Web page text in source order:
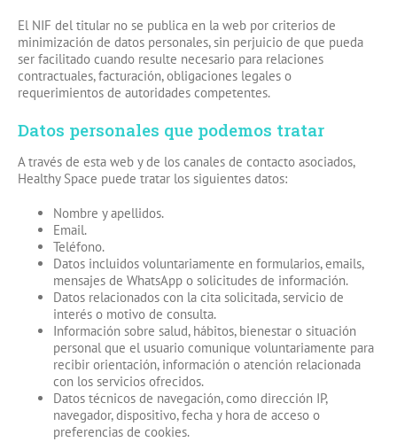
El NIF del titular no se publica en la web por criterios de
minimización de datos personales, sin perjuicio de que pueda
ser facilitado cuando resulte necesario para relaciones
contractuales, facturación, obligaciones legales o
requerimientos de autoridades competentes.
Datos personales que podemos tratar
A través de esta web y de los canales de contacto asociados,
Healthy Space puede tratar los siguientes datos:
Nombre y apellidos.
Email.
Teléfono.
Datos incluidos voluntariamente en formularios, emails,
mensajes de WhatsApp o solicitudes de información.
Datos relacionados con la cita solicitada, servicio de
interés o motivo de consulta.
Información sobre salud, hábitos, bienestar o situación
personal que el usuario comunique voluntariamente para
recibir orientación, información o atención relacionada
con los servicios ofrecidos.
Datos técnicos de navegación, como dirección IP,
navegador, dispositivo, fecha y hora de acceso o
preferencias de cookies.